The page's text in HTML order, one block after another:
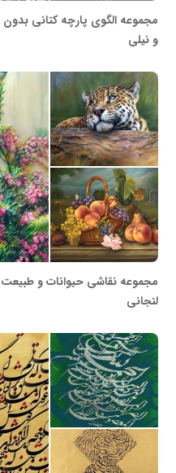
مجموعه الگوی پارچه کتانی
و نیلی
مجموعه نقاشی حیوانات و طبیعت
لنجانی